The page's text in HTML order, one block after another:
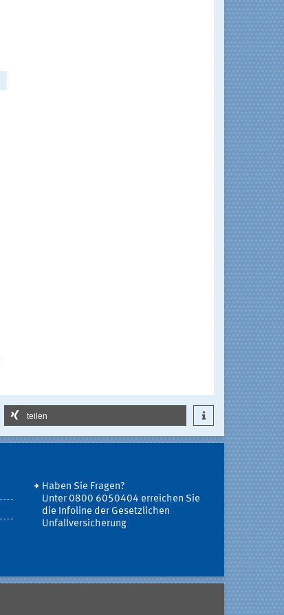
teilen
Haben Sie Fragen?
Unter 0800 6050404 erreichen Sie
die Infoline der Gesetzlichen
Unfallversicherung